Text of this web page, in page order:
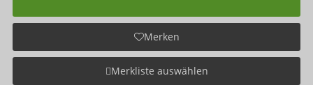
Merken
Merkliste auswählen